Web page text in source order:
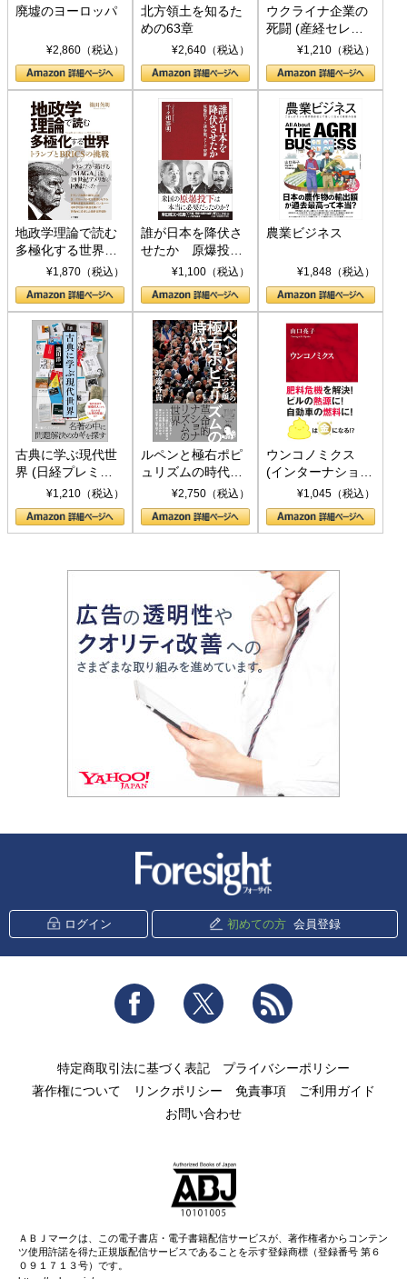
廃墟のヨーロッパ
¥2,860（税込）
北方領土を知るた
めの63章
¥2,640（税込）
ウクライナ企業の
死闘 (産経セレク
ト S 039)¥1,210（税込）
地政学理論で読む
多極化する世界：
トランプとBRICS
の挑戦
¥1,870（税込）
誰が日本を降伏さ
せたか 原爆投
下、ソ連参戦、そ
して聖断 (PHP新
書)
¥1,100（税込）
農業ビジネス
¥1,848（税込）
古典に学ぶ現代世
界 (日経プレミア
シリーズ)¥1,210（税込）
ルペンと極右ポピ
ュリズムの時代：
〈ヤヌス〉の二つ
の顔
¥2,750（税込）
ウンコノミクス
(インターナショナ
ル新書)¥1,045（税込）
ログイン 初めての方 会員登録
Facebook Twitter
特定商取引法に基づく表記
プライバシーポリシー
著作権について
リンクポリシー 免責事項
ご利用ガイド
お問い合わせ
ＡＢＪマークは、この電子書店・電子書籍配信サービスが、著作権者からコンテン
ツ使用許諾を得た正規版配信サービスであることを示す登録商標（登録番号 第６
０９１７１３号）です。